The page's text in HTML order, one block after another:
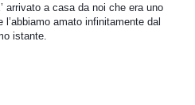
arrivato a casa da noi che era uno
amato infinitamente dal
istante.